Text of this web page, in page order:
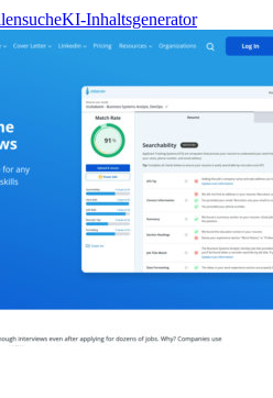
KI-Inhaltsgenerator